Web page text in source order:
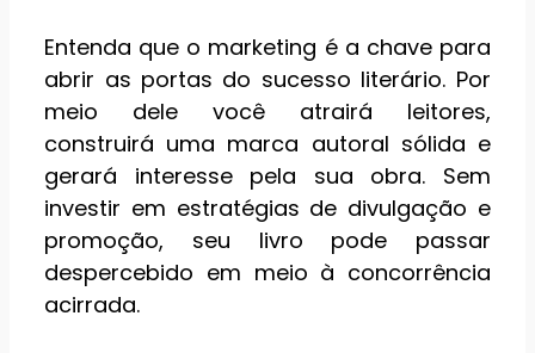
Entenda que o marketing é a chave para
abrir as portas do sucesso literário. Por
meio dele você atrairá leitores,
construirá uma marca autoral sólida e
gerará interesse pela sua obra. Sem
investir em estratégias de divulgação e
promoção, seu livro pode passar
despercebido em meio à concorrência
acirrada.